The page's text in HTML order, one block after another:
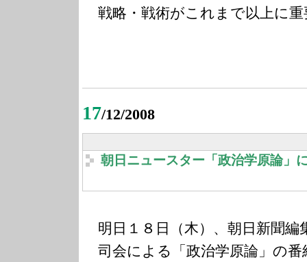
戦略・戦術がこれまで以上に
17/12/2008
朝日ニュースター「政治学原論」
明日１８日（木）、朝日新聞編
司会による「政治学原論」の